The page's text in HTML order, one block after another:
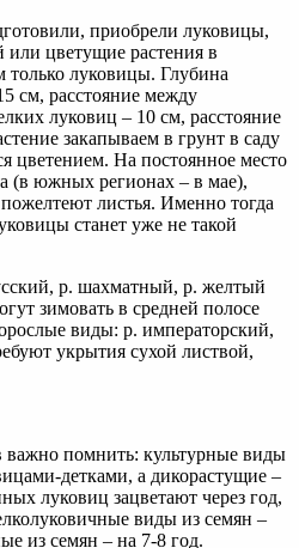
приобрели луковицы,
или цветущие растения в
луковицы. Глубина
см, расстояние между
луковиц – 10 см, расстояние
закапываем в грунт в саду
цветением. На постоянное место
(в южных регионах – в мае),
пожелтеют листья. Именно тогда
станет уже не такой
р. шахматный, р. желтый
зимовать в средней полосе
виды: р. императорский,
укрытия сухой листвой,
помнить: культурные виды
детками, а дикорастущие –
луковиц зацветают через год,
виды из семян –
из семян – на 7-8 год.